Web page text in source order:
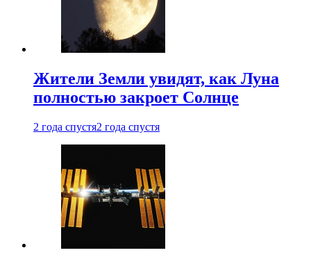
Жители Земли увидят, как Луна
полностью закроет Солнце
2 года спустя2 года спустя